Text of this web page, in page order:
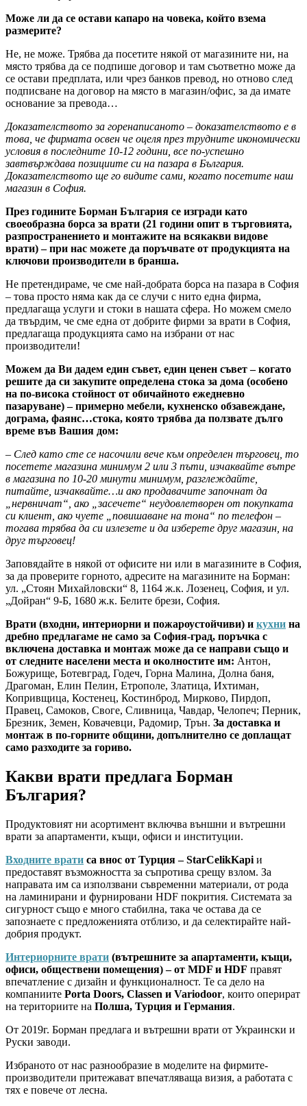
Може ли да се остави капаро на човека, който взема
размерите?
Не, не може. Трябва да посетите някой от магазините ни, на
място трябва да се подпише договор и там съответно може да
се остави предплата, или чрез банков превод, но отново след
подписване на договор на място в магазин/офис, за да имате
основание за превода…
Доказателството за горенаписаното – доказателството е в
това, че фирмата освен че оцеля през трудните икономически
условия в последните 10-12 години, все по-успешно
завтвърждава позициите си на пазара в България.
Доказателството ще го видите сами, когато посетите наш
магазин в София.
През годините Борман България се изгради като
своеобразна борса за врати (21 години опит в търговията,
разпространението и монтажите на всякакви видове
врати) – при нас можете да поръчвате от продукцията на
ключови производители в бранша.
Не претендираме, че сме най-добрата борса на пазара в София
– това просто няма как да се случи с нито една фирма,
предлагаща услуги и стоки в нашата сфера. Но можем смело
да твърдим, че сме една от добрите фирми за врати в София,
предлагаща продукцията само на избрани от нас
производители!
Можем да Ви дадем един съвет, един ценен съвет – когато
решите да си закупите определена стока за дома (особено
на по-висока стойност от обичайното ежедневно
пазаруване) – примерно мебели, кухненско обзавеждане,
дограма, фаянс…стока, която трябва да ползвате дълго
време във Вашия дом:
– След като сте се насочили вече към определен търговец, то
посетете магазина минимум 2 или 3 пъти, изчаквайте вътре
в магазина по 10-20 минути минимум, разглеждайте,
питайте, изчаквайте…и ако продавачите започнат да
„нервничат“, ако „засечете“ неудовлетворен от покупката
си клиент, ако чуете „повишаване на тона“ по телефон –
тогава трябва да си излезете и да изберете друг магазин, на
друг търговец!
Заповядайте в някой от офисите ни или в магазините в София,
за да проверите горното, адресите на магазините на Борман:
ул. „Стоян Михайловски“ 8, 1164 ж.к. Лозенец, София, и ул.
„Дойран“ 9-Б, 1680 ж.к. Белите брези, София.
Врати (входни, интериорни и пожароустойчиви) и кухни на
дребно предлагаме не само за София-град, поръчка с
включена доставка и монтаж може да се направи също и
от следните населени места и околностите им: Антон,
Божурище, Ботевград, Годеч, Горна Малина, Долна баня,
Драгоман, Елин Пелин, Етрополе, Златица, Ихтиман,
Копривщица, Костенец, Костинброд, Мирково, Пирдоп,
Правец, Самоков, Своге, Сливница, Чавдар, Челопеч; Перник,
Брезник, Земен, Ковачевци, Радомир, Трън. За доставка и
монтаж в по-горните общини, допълнително се доплащат
само разходите за гориво.
Какви врати предлага Борман
България?
Продуктовият ни асортимент включва външни и вътрешни
врати за апартаменти, къщи, офиси и институции.
Входните врати са внос от Турция – StarCelikKapi и
предоставят възможността за съпротива срещу взлом. За
направата им са използвани съвременни материали, от рода
на ламинирани и фурнировани HDF покрития. Системата за
сигурност също е много стабилна, така че остава да се
запознаете с предложенията отблизо, и да селектирайте най-
добрия продукт.
Интериорните врати (вътрешните за апартаменти, къщи,
офиси, обществени помещения) – от MDF и HDF правят
впечатление с дизайн и функционалност. Те са дело на
компаниите Porta Doors, Classen и Variodoor, които оперират
на териториите на Полша, Турция и Германия.
От 2019г. Борман предлага и вътрешни врати от Украински и
Руски заводи.
Избраното от нас разнообразие в моделите на фирмите-
производители притежават впечатляваща визия, а работата с
тях е повече от лесна.